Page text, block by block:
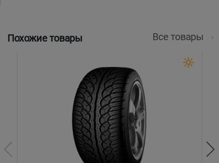
Похожие товары Все товары